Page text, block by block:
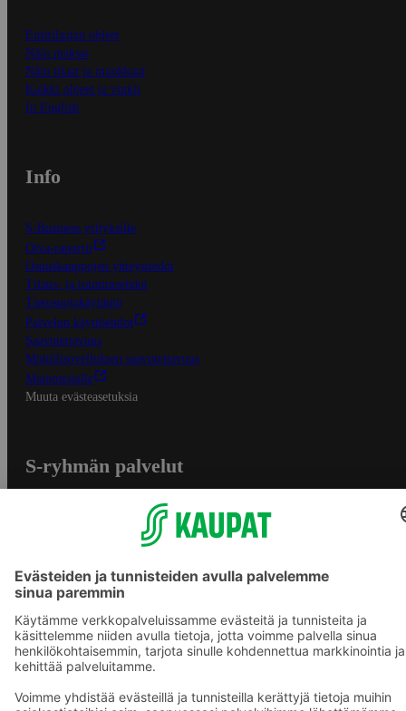
Ensitilaajan ohjeet
Näin maksat
Näin tilaat ja muokkaat
Kaikki ohjeet ja vinkit
In English
Info
S-Business yrityksille
Oiva-raportit
Osuuskauppojen yhteystiedot
Tilaus- ja toimitusehdot
Tietosuojakäytäntö
Palvelun käyttöehdot
Saavutettavuus
Mobiilisovelluksen saavutettavuus
Mainostajalle
Muuta evästeasetuksia
S-ryhmän palvelut
S-ostoslista -sovellus
Prisma.fi
Sokos.fi
S-Pankki
Yhteishyvä
Sokos Hotels
Raflaamo